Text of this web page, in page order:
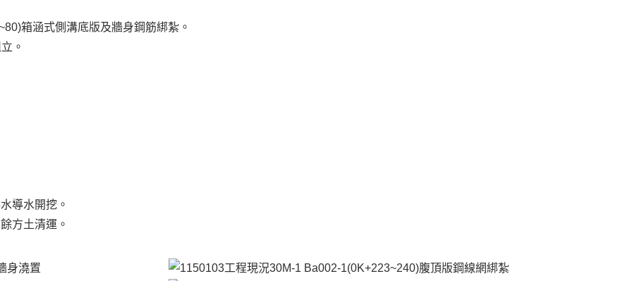
箱涵式側溝底版及牆身鋼筋綁紮。
。
導水開挖。
方土清運。
身澆置
30M-1 Ba002-1(0K+223~240)腹頂版鋼線網綁紮